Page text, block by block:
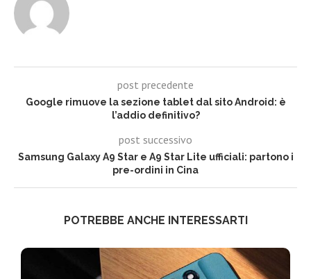
post precedente
Google rimuove la sezione tablet dal sito Android: è
l’addio definitivo?
post successivo
Samsung Galaxy A9 Star e A9 Star Lite ufficiali: partono i
pre-ordini in Cina
POTREBBE ANCHE INTERESSARTI